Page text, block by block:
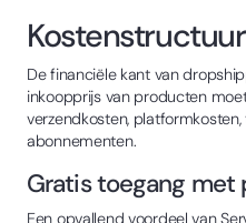
De financiële kant van
inkoopprijs van producten
verzendkosten,
abonnementen.
Gratis toegang
Een opvallend voordeel van